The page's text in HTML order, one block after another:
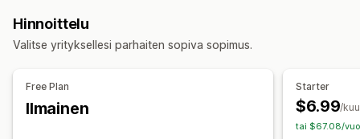
Mukautukset
Koko
Tiedostojen lataus (lähettäminen)
Mobiiliresponsiivisuus
Maantieteellinen kohdentaminen
Hinnoittelu
Valitse yrityksellesi parhaiten sopiva sopimus.
Free Plan
Ilmainen
Starter
$6.99/
tai $67.08/